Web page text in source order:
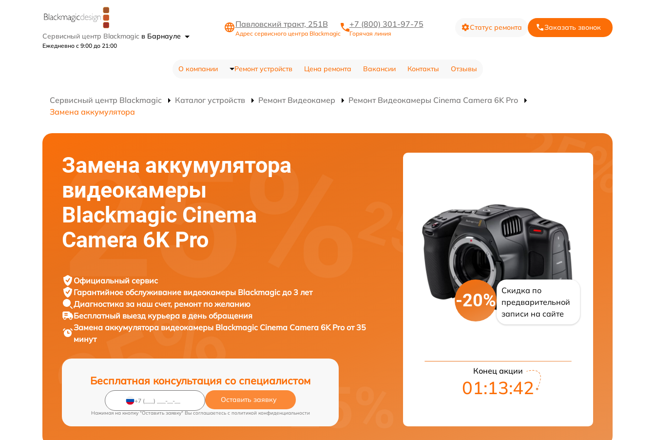
Сервисный центр Blackmagic в Барнауле
Ежедневно с 9:00 до 21:00
Павловский тракт, 251В
Адрес сервисного центра Blackmagic
+7 (800) 301-97-75
Горячая линия
Статус ремонта Заказать звонок
О компании Ремонт устройств Цена ремонта Вакансии Контакты Отзывы
Сервисный центр Blackmagic Каталог устройств Ремонт Видеокамер
Ремонт Видеокамеры Cinema Camera 6K Pro
Замена аккумулятора
Замена аккумулятора
видеокамеры
Blackmagic Cinema
Camera 6K Pro
Официальный сервис
Гарантийное обслуживание видеокамеры Blackmagic до 3 лет
Диагностика за наш счет, ремонт по желанию
Бесплатный выезд курьера в день обращения
Замена аккумулятора видеокамеры Blackmagic Cinema Camera 6K Pro от 35
минут
Бесплатная консультация со специалистом
Оставить заявку
Нажимая на кнопку "Оставить заявку" Вы соглашаетесь c политикой конфиденциальности
-20%
Скидка по
предварительной
записи на сайте
Конец акции
01:13:41